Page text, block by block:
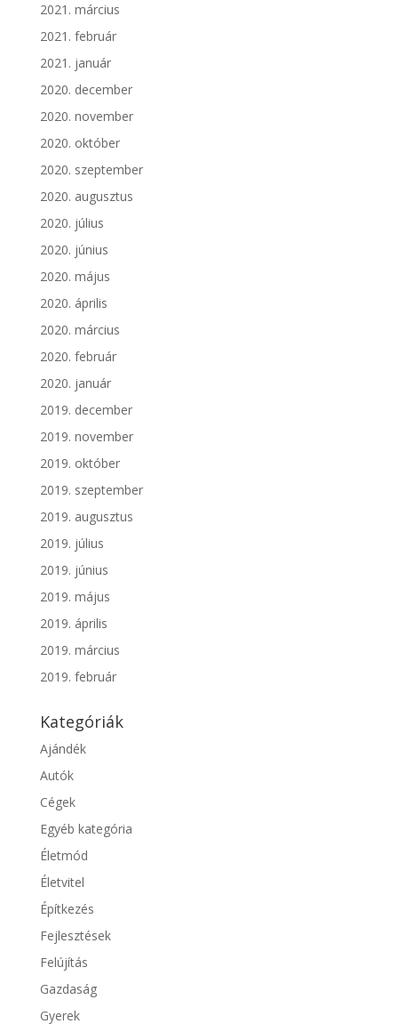
2021. március
2021. február
2021. január
2020. december
2020. november
2020. október
2020. szeptember
2020. augusztus
2020. július
2020. június
2020. május
2020. április
2020. március
2020. február
2020. január
2019. december
2019. november
2019. október
2019. szeptember
2019. augusztus
2019. július
2019. június
2019. május
2019. április
2019. március
2019. február
Kategóriák
Ajándék
Autók
Cégek
Egyéb kategória
Életmód
Életvitel
Építkezés
Fejlesztések
Felújítás
Gazdaság
Gyerek